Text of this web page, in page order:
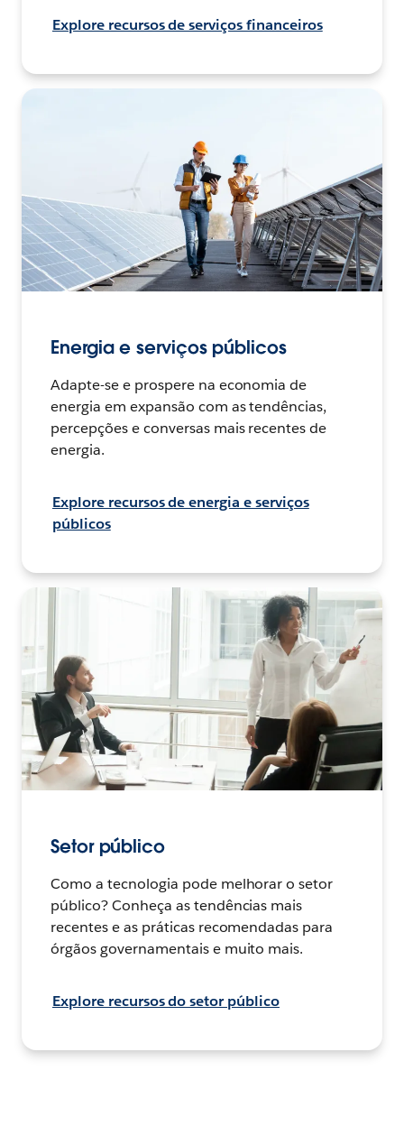
Explore recursos de serviços financeiros
Energia e serviços públicos
Adapte-se e prospere na economia de
energia em expansão com as tendências,
percepções e conversas mais recentes de
energia.
Explore recursos de energia e serviços
públicos
Setor público
Como a tecnologia pode melhorar o setor
público? Conheça as tendências mais
recentes e as práticas recomendadas para
órgãos governamentais e muito mais.
Explore recursos do setor público